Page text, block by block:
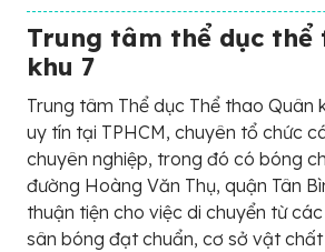
Trung tâm thể dục thể
khu 7
Trung tâm Thể dục Thể thao Quân
uy tín tại TPHCM, chuyên tổ chức
chuyên nghiệp, trong đó có bóng
đường Hoàng Văn Thụ, quận Tân
thuận tiện cho việc di chuyển từ
sân bóng đạt chuẩn, cơ sở vật